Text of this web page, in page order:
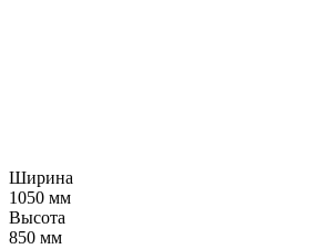
Ширина
1050 мм
Высота
850 мм